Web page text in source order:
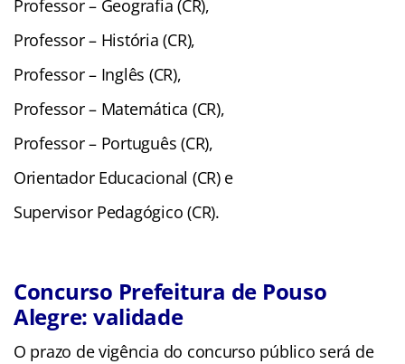
Professor – Geografia (CR),
Professor – História (CR),
Professor – Inglês (CR),
Professor – Matemática (CR),
Professor – Português (CR),
Orientador Educacional (CR) e
Supervisor Pedagógico (CR).
Concurso Prefeitura de Pouso
Alegre: validade
O prazo de vigência do concurso público será de